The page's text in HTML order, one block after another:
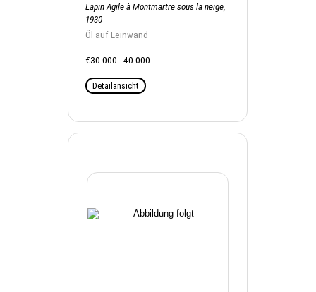
Lapin Agile à Montmartre sous la neige,
1930
Öl auf Leinwand
€30.000 - 40.000
Detailansicht